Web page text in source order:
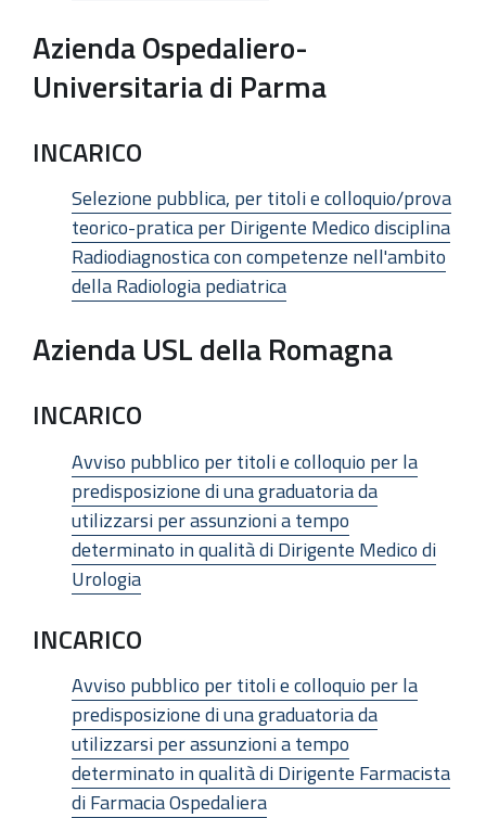
Azienda Ospedaliero-
Universitaria di Parma
INCARICO
Selezione pubblica, per titoli e colloquio/prova
teorico-pratica per Dirigente Medico disciplina
Radiodiagnostica con competenze nell'ambito
della Radiologia pediatrica
Azienda USL della Romagna
INCARICO
Avviso pubblico per titoli e colloquio per la
predisposizione di una graduatoria da
utilizzarsi per assunzioni a tempo
determinato in qualità di Dirigente Medico di
Urologia
INCARICO
Avviso pubblico per titoli e colloquio per la
predisposizione di una graduatoria da
utilizzarsi per assunzioni a tempo
determinato in qualità di Dirigente Farmacista
di Farmacia Ospedaliera